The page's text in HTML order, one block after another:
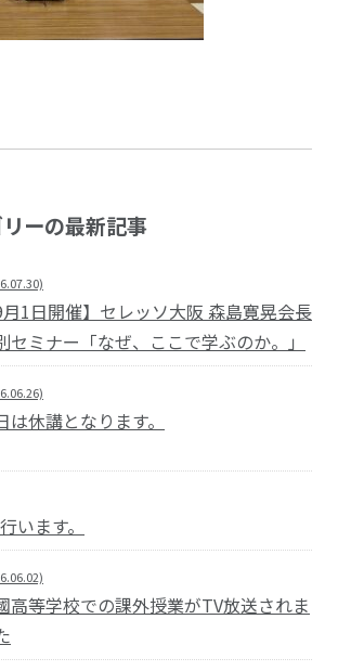
ーの最新記事
月1日開催】セレッソ大阪 森島寛晃会長
セミナー「なぜ、ここで学ぶのか。」
は休講となります。
います。
高等学校での課外授業がTV放送されま